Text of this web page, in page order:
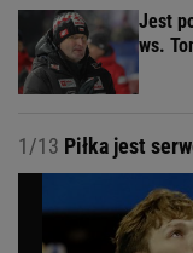
Jest
ws.
1/13 Piłka jest